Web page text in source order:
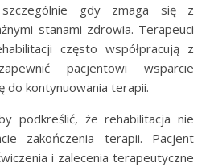
szczególnie gdy zmaga się z
stanami zdrowia. Terapeuci
często współpracują z
pacjentowi wsparcie
do kontynuowania terapii.
podkreślić, że rehabilitacja nie
zakończenia terapii. Pacjent
i zalecenia terapeutyczne